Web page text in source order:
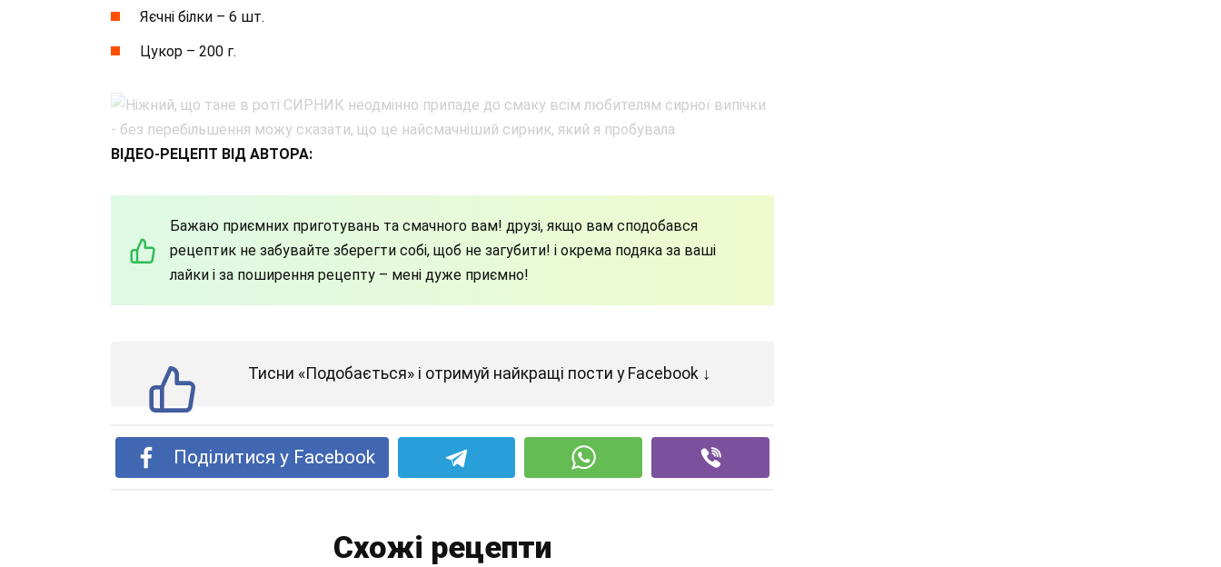
Яєчні білки – 6 шт.
Цукор – 200 г.
ВІДЕО-РЕЦЕПТ ВІД АВТОРА:
Бажаю приємних приготувань та смачного вам! друзі, якщо вам сподобався
рецептик не забувайте зберегти собі, щоб не загубити! і окрема подяка за ваші
лайки і за поширення рецепту – мені дуже приємно!
Тисни «Подобається» і отримуй найкращі пости у Facebook ↓
Поділитися у Facebook
Схожі рецепти